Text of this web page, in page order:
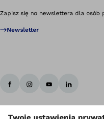
Zapisz się no newslettera dla osób
Newsletter